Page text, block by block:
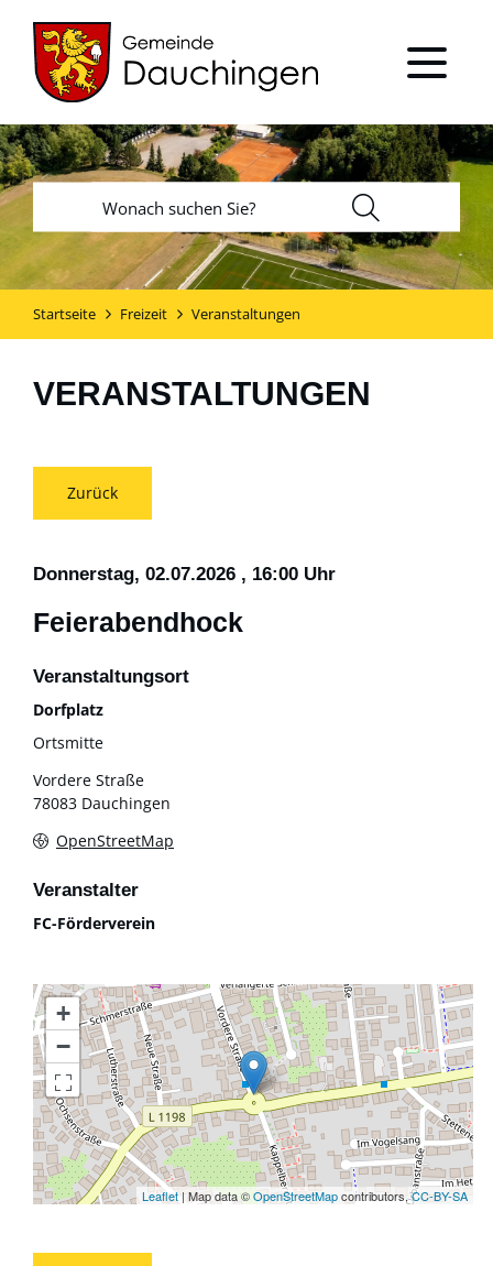
Startseite Freizeit Veranstaltungen
VERANSTALTUNGEN
Zurück
Donnerstag, 02.07.2026 , 16:00 Uhr
Feierabendhock
+
−
Leaflet| Map data ©OpenStreetMapcontributors,CC-BY-SA
Veranstaltungsort
Dorfplatz
Ortsmitte
Vordere Straße
78083 Dauchingen
OpenStreetMap
Veranstalter
FC-Förderverein